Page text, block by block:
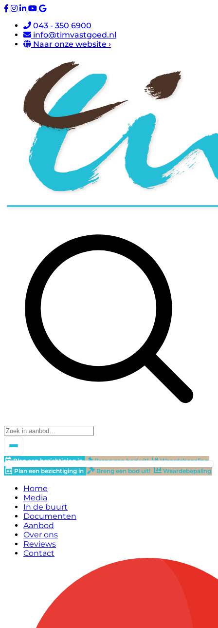
043 - 350 6900
info@timvastgoed.nl
Naar onze website ›
Plan een bezichtiging in Breng een bod uit!
Waardebepaling
Plan een bezichtiging in
Breng een bod uit! Waardebepaling
Home
Media
In de buurt
Documenten
Aanbod
Over ons
Reviews
Contact